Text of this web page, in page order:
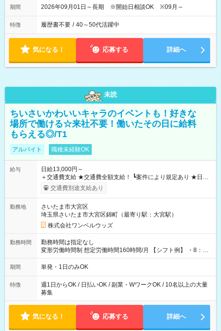
期間 2026年09月01日～長期 ※開始日相談OK ※09月～
特徴 履歴書不要 / 40～50代活躍中
気になる！ 応募する 詳細へ
未読
ちいさいかわいいキャラのイベントも！好きな
場所で働ける☆来社不要！働いたその日に給料
もらえる◎/T1
アルバイト 職種未経験OK
給与
日給13,000円～
＋交通費支給 ★交通費全額支給！ ┗案件により規定あり ★日払
いOK！（規定あり） ┗働いたその日に現金GET♪ お仕事後はコ
ンビニATMから 日払い分を引き落とせます！ 【試用期間】試
交通費別途支給あり
勤務地
さいたま市大宮区
埼玉県さいたま市大宮区錦町（最寄り駅：大宮駅）
株式会社ワンベルウッズ
勤務時間
勤務時間は指定なし
変形労働時間制 想定労働時間160時間/月 【シフト例】 ・8：00
～21：00
期間 単発・1日のみOK
特徴
週1日からOK / 日払いOK / 副業・WワークOK / 10名以上の大量
募集
気になる！ 応募する 詳細へ